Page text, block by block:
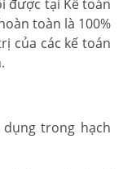
được tại Kế toán
toàn là 100%
của các kế toán
trong hạch